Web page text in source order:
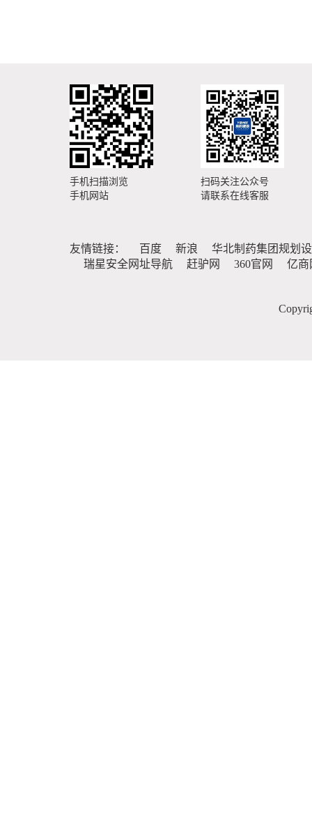
手机扫描浏览
手机网站
扫码关注公众号
请联系在线客服
友情链接： 百度 新浪
华北制药集团规划
瑞星安全网址导航
赶驴网 360官网 亿商